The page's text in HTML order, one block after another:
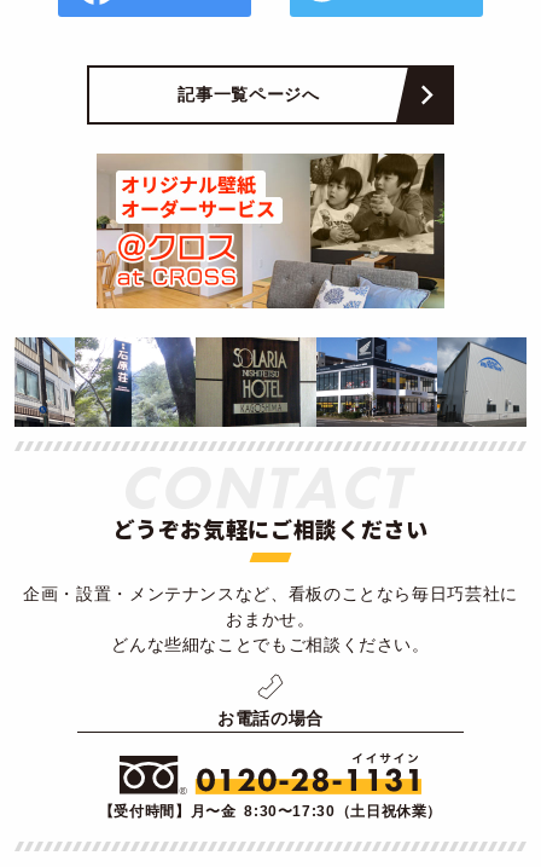
記事一覧ページへ
どうぞお気軽にご相談ください
企画・設置・メンテナンスなど、看板のことなら毎日巧芸社に
おまかせ。
どんな些細なことでもご相談ください。
お電話の場合
【受付時間】月〜金 8:30〜17:30（土日祝休業）